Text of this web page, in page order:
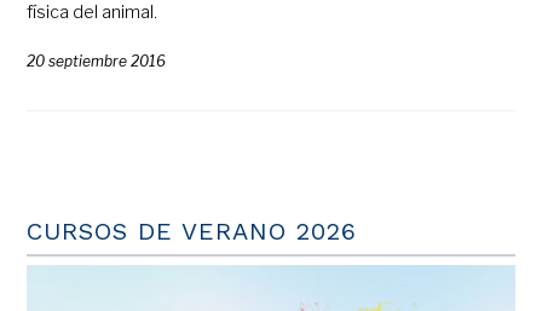
física del animal.
20 septiembre 2016
CURSOS DE VERANO 2026